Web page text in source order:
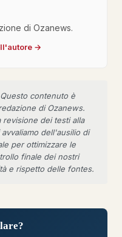
di Ozanews.
→
contenuto è
di Ozanews.
dei testi alla
dell'ausilio di
per ottimizzare le
finale dei nostri
e rispetto delle fontes.